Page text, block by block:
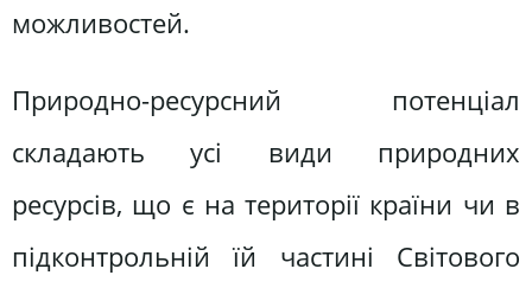
можливостей.
Природно-ресурсний потенціал
складають усі види природних
ресурсів, що є на території країни чи в
підконтрольній їй частині Світового